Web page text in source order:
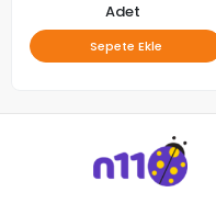
Adet
Sepete Ekle